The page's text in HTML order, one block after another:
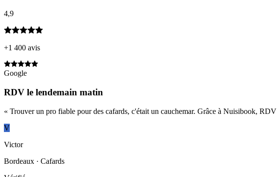
4,9
+1 400 avis
Google
RDV le lendemain matin
« Trouver un pro fiable pour des cafards, c'était un cauchemar. Grâce à Nuisibook,
V
Victor
Bordeaux · Cafards